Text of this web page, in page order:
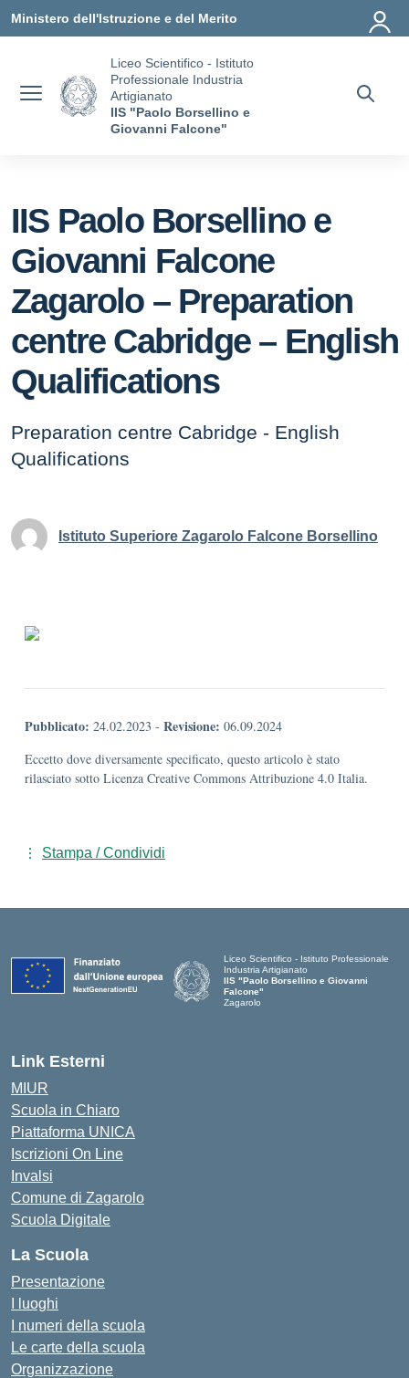
Ministero dell'Istruzione e del Merito
Liceo Scientifico - Istituto
Professionale Industria
Artigianato
IIS "Paolo Borsellino e
Giovanni Falcone"
IIS Paolo Borsellino e
Giovanni Falcone
Zagarolo – Preparation
centre Cabridge – English
Qualifications
Preparation centre Cabridge - English
Qualifications
Istituto Superiore Zagarolo Falcone Borsellino
Pubblicato: 24.02.2023 - Revisione: 06.09.2024
Eccetto dove diversamente specificato, questo articolo è stato
rilasciato sotto Licenza Creative Commons Attribuzione 4.0 Italia.
Stampa / Condividi
Liceo Scientifico - Istituto Professionale
Industria Artigianato
IIS "Paolo Borsellino e Giovanni
Falcone"
Zagarolo
Link Esterni
MIUR
Scuola in Chiaro
Piattaforma UNICA
Iscrizioni On Line
Invalsi
Comune di Zagarolo
Scuola Digitale
La Scuola
Presentazione
I luoghi
I numeri della scuola
Le carte della scuola
Organizzazione